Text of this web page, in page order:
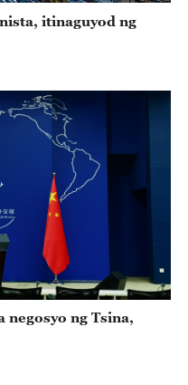
itinaguyod ng
negosyo ng Tsina,